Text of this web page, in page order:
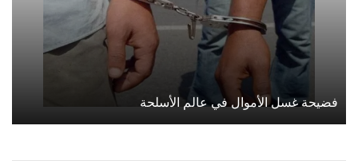
فضيحة غسل الأموال في عالم الأسلحة